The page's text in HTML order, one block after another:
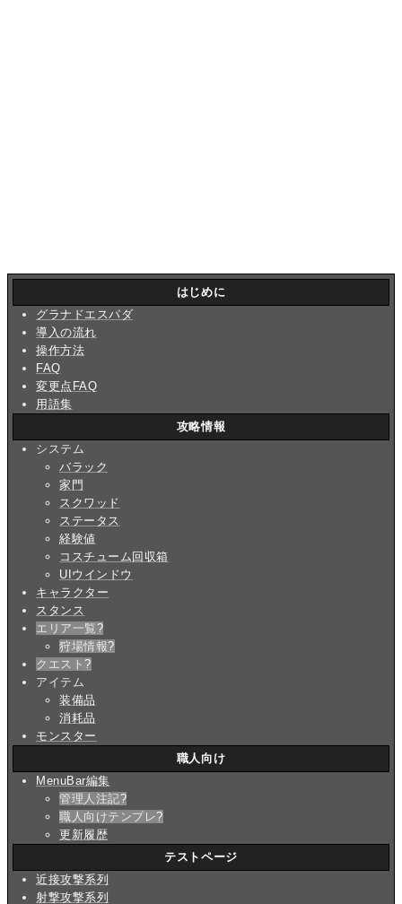
はじめに
グラナドエスパダ
導入の流れ
操作方法
FAQ
変更点FAQ
用語集
攻略情報
システム
バラック
家門
スクワッド
ステータス
経験値
コスチューム回収箱
UIウインドウ
キャラクター
スタンス
エリア一覧?
狩場情報?
クエスト?
アイテム
装備品
消耗品
モンスター
職人向け
MenuBar編集
管理人注記?
職人向けテンプレ?
更新履歴
テストページ
近接攻撃系列
射撃攻撃系列